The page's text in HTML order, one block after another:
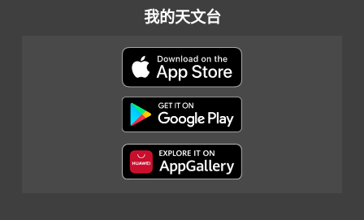
我的天文台